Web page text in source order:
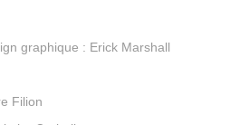
graphique : Erick Marshall
Filion